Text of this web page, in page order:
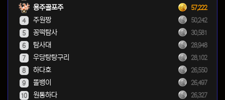
용주골포주 57,222
4 주원짱 50,242
5 꽁떡탐사 30,581
6 탐사대 28,948
7 우당탕탕구리 28,102
8 하다호 26,550
9 똘뱅이 26,497
10 원통하다 26,327